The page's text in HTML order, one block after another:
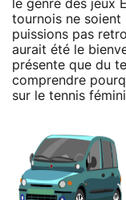
le genre des jeux
tournois ne soient
puissions pas
aurait été le
présente que du
comprendre
sur le tennis